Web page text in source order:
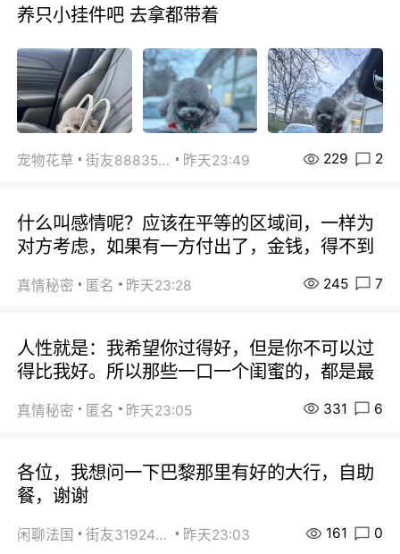
养只小挂件吧 去拿都带着
宠物花草 街友88835518 昨天23:49 229 2
什么叫感情呢？应该在平等的区域间，一样为
对方考虑，如果有一方付出了，金钱，得不到
真情秘密 匿名 昨天23:28 245 7
人性就是：我希望你过得好，但是你不可以过
得比我好。所以那些一口一个闺蜜的，都是最
真情秘密 匿名 昨天23:05 331 6
各位，我想问一下巴黎那里有好的大行，自助
餐，谢谢
闲聊法国 街友31924072 昨天23:03 161 0